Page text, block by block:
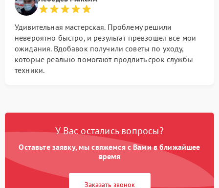
Удивительная мастерская. Проблему решили
невероятно быстро, и результат превзошел все мои
ожидания. Вдобавок получили советы по уходу,
которые реально помогают продлить срок службы
техники.
У Вас остались вопросы?
Оставьте заявку, мы свяжемся с Вами в ближайшее
время
Заказать звонок